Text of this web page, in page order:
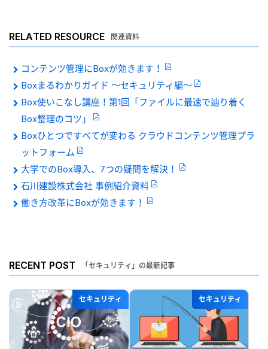
RELATED RESOURCE 関連資料
コンテンツ管理にBoxが効きます！
Boxまるわかりガイド 〜セキュリティ編〜
Box使いこなし講座！第1回「ファイルに最速で辿り着く
Box整理のコツ」
Boxひとつですべてが変わる クラウドコンテンツ管理プラ
ットフォーム
大学でのBox導入、7つの疑問を解決！
石川建設株式会社 事例紹介資料
働き方改革にBoxが効きます！
RECENT POST 「セキュリティ」の最新記事
セキュリティ セキュリティ